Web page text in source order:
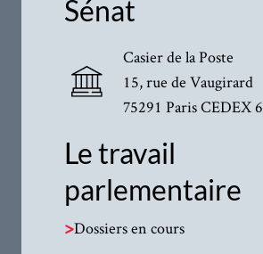
Sénat
Casier de la Poste
15, rue de Vaugirard
75291 Paris CEDEX 6
Le travail
parlementaire
>Dossiers en cours